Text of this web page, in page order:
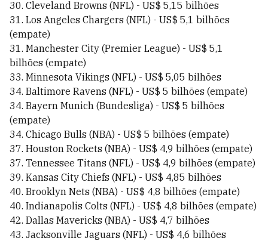
30. Cleveland Browns (NFL) - US$ 5,15 bilhões
31. Los Angeles Chargers (NFL) - US$ 5,1 bilhões
(empate)
31. Manchester City (Premier League) - US$ 5,1
bilhões (empate)
33. Minnesota Vikings (NFL) - US$ 5,05 bilhões
34. Baltimore Ravens (NFL) - US$ 5 bilhões (empate)
34. Bayern Munich (Bundesliga) - US$ 5 bilhões
(empate)
34. Chicago Bulls (NBA) - US$ 5 bilhões (empate)
37. Houston Rockets (NBA) - US$ 4,9 bilhões (empate)
37. Tennessee Titans (NFL) - US$ 4,9 bilhões (empate)
39. Kansas City Chiefs (NFL) - US$ 4,85 bilhões
40. Brooklyn Nets (NBA) - US$ 4,8 bilhões (empate)
40. Indianapolis Colts (NFL) - US$ 4,8 bilhões (empate)
42. Dallas Mavericks (NBA) - US$ 4,7 bilhões
43. Jacksonville Jaguars (NFL) - US$ 4,6 bilhões